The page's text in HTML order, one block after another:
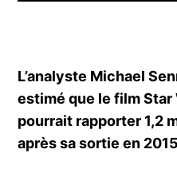
L’analyste Michael
estimé que le film Star
pourrait rapporter 1,2
après sa sortie en